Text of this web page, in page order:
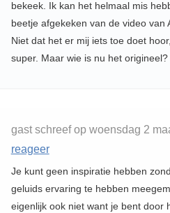
bekeek. Ik kan het helmaal mis
beetje afgekeken van de video van
Niet dat het er mij iets toe doet
super. Maar wie is nu het origineel?
gast schreef op woensdag 2
reageer
Je kunt geen inspiratie hebben
geluids ervaring te hebben
eigenlijk ook niet want je bent door